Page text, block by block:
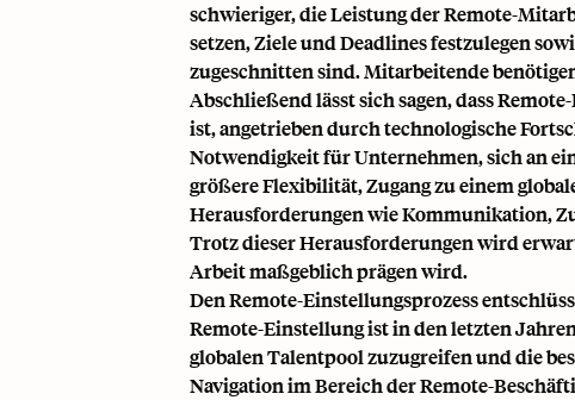
schwieriger, die Leistung der Remote-
setzen, Ziele und Deadlines festzulegen
zugeschnitten sind. Mitarbeitende
Abschließend lässt sich sagen, dass
ist, angetrieben durch technologische
Notwendigkeit für Unternehmen, sich an
größere Flexibilität, Zugang zu einem
Herausforderungen wie Kommunikation,
Trotz dieser Herausforderungen wird
Arbeit maßgeblich prägen wird.
Den Remote-Einstellungsprozess
Remote-Einstellung ist in den letzten
globalen Talentpool zuzugreifen und die
Navigation im Bereich der Remote-